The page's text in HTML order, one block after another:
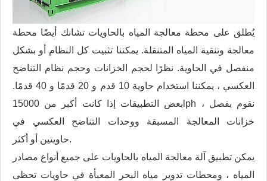
يُطلق على محطة معالجة المياه بالحاويات تشانك أيضًا محطة
معالجة وتنقية المياه المتنقلة. يمكننا تثبيت كل النظام أو بشكل
منفصل في الحاوية. نظرًا لحجم الخزانات وحجم نظام التناضح
العكسي ، يمكننا استخدام حاوية 10 قدم و 20 قدمًا و 40 قدمًا.
بعض التطبيقات إذا كانت أكبر من 15000lph ، نقوم بفصل
خزانات المعالجة المسبقة ووحدات التناضح العكسي في
حاويتين أو أكثر.
يمكن تطبيق آلة معالجة المياه بالحاويات على جميع أنواع مصادر
المياه ، ومحطات تدوير مياه البحر المعبأة في حاويات تحظى